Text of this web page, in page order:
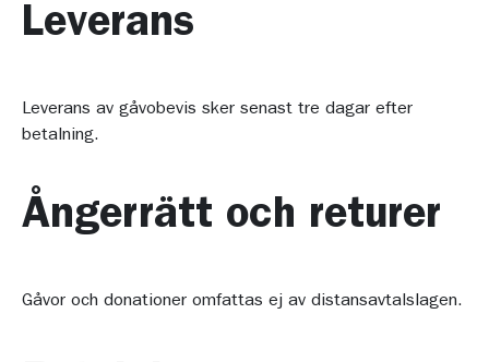
Leverans
Leverans av gåvobevis sker senast tre dagar efter
betalning.
Ångerrätt och returer
Gåvor och donationer omfattas ej av distansavtalslagen.